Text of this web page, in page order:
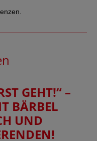
GEHT!“ –
BÄRBEL
UND